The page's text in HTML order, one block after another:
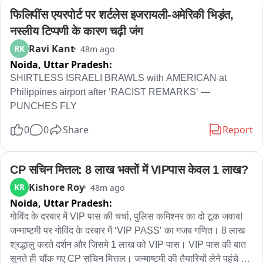
फिलिपींस एयरपोर्ट पर शर्टलेस इजरायली-अमेरिकी भिड़ंत,
नस्लीय टिप्पणी के कारण चढ़ी जंग
RK Ravi Kant 48m ago
Noida, Uttar Pradesh:
SHIRTLESS ISRAELI BRAWLS with AMERICAN at
Philippines airport after ‘RACIST REMARKS’ —
PUNCHES FLY
0 0 Share Report
CP सचिन मित्तल: 8 लाख भक्तों में VIPपास केवल 1 लाख?
KR Kishore Roy 48m ago
Noida, Uttar Pradesh:
गोविंद के दरबार में VIP पास की चर्चा, पुलिस कमिश्नर का दो टूक जवाब!
जन्माष्टमी पर गोविंद के दरबार में ‘VIP PASS’ का गजब गणित। 8 लाख
श्रद्धालु करते दर्शन और जिसमे 1 लाख को VIP पास। VIP पास की बात
सुनते ही चौंक गए CP सचिन मित्तल। जन्माष्टमी की तैयारियों लेने पहुंचे थे